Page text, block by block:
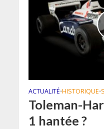
ACTUALITÉ•HISTORIQUE•
Toleman-
1 hantée ?